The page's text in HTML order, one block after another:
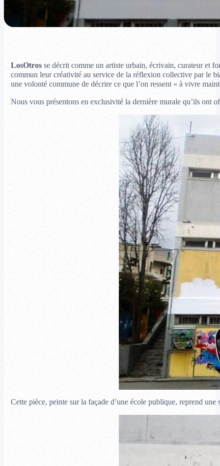
LosOtros se décrit comme un artiste urbain, écrivain, curateur et
commun leur créativité au service de la réflexion collective par le
une volonté commune de décrire ce que l’on ressent « à vivre
Nous vous présentons en exclusivité la dernière murale qu’ils ont
Cette pièce, peinte sur la façade d’une école publique, reprend